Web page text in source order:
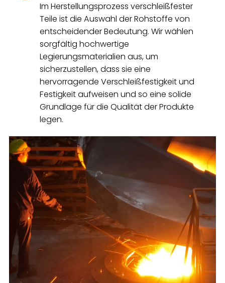
Im Herstellungsprozess verschleißfester
Teile ist die Auswahl der Rohstoffe von
entscheidender Bedeutung. Wir wählen
sorgfältig hochwertige
Legierungsmaterialien aus, um
sicherzustellen, dass sie eine
hervorragende Verschleißfestigkeit und
Festigkeit aufweisen und so eine solide
Grundlage für die Qualität der Produkte
legen.